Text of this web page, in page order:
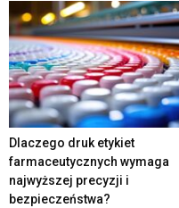
Dlaczego druk etykiet
farmaceutycznych wymaga
najwyższej precyzji i
bezpieczeństwa?